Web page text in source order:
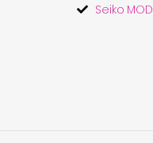
Seiko MOD